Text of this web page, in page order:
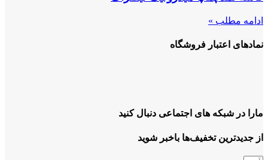
ادامه مطلب »
نمادهای اعتبار فروشگاه
مارا در شبکه های اجتماعی دنبال کنید
از جدیدترین تخفیف‌ها باخبر شوید